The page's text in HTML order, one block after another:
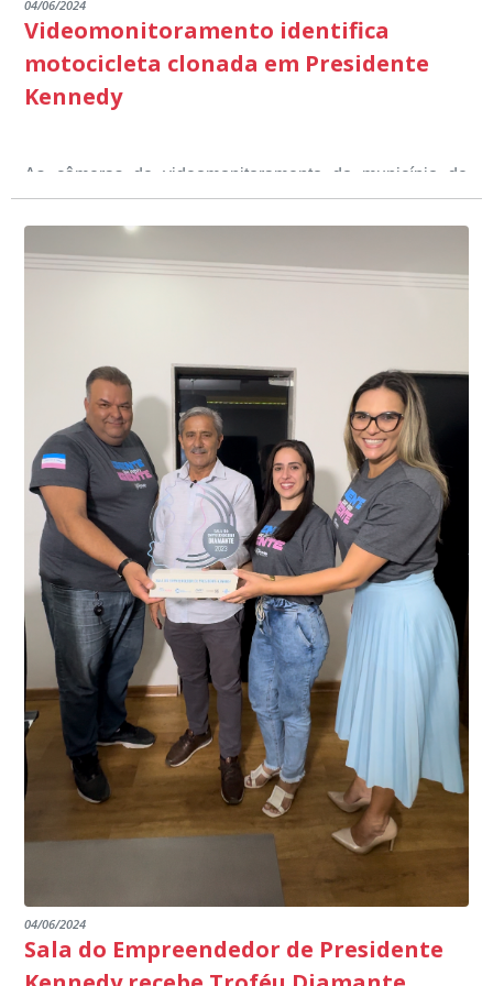
04/06/2024
Videomonitoramento identifica
motocicleta clonada em Presidente
Kennedy
As câmeras de videomonitoramento do município de
Presidente Kennedy identificaram neste fim de semana,
01 de junho, uma motocicleta com indícios de
adulteração, imediatamente, a central de
videomonitoramento acionou a Guarda Civil Municipal,
Durante a abordagem a adulteração foi comprovada,
através da conferência do Chassi, a motocicleta, bem
conta do sistema de videomonitoramento instalado
recentemente em todo o município de Presidente
Kennedy, o sistema é integrado com outros municípios
do país, sendo possível a identificação de veículos por
meio do cruzamento de informações, nesse caso
específico, com dados de uma cidade do Estado do Rio
de Janeiro.
“Mais de 100 câmeras foram instaladas na sede e no
interior de Presidente Kennedy, garantindo mais
segurança à população, seja nas ruas, no comércio, os
produtores agropecuários. Estamos no rumo certo,
parabéns a todos os servidores que contribuem para a
segurança da nossa cidade”, destaca o prefeito Dorlei
Fontão.
04/06/2024
Sala do Empreendedor de Presidente